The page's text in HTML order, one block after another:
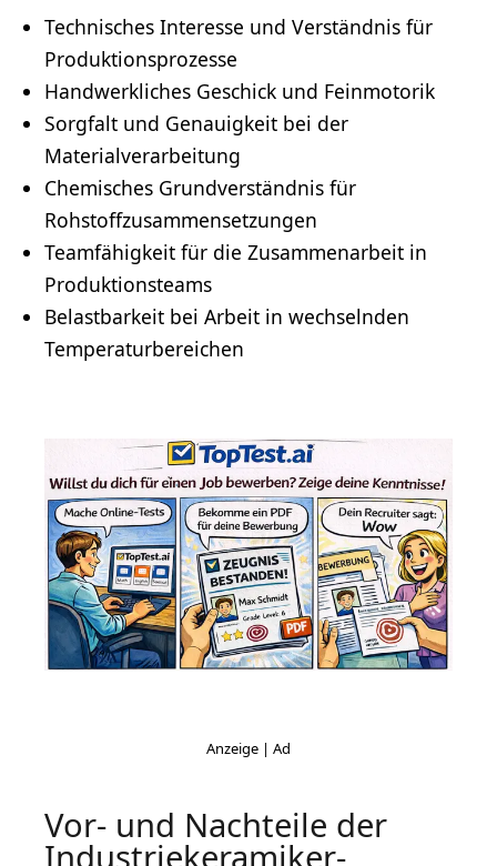
Technisches Interesse und Verständnis für
Produktionsprozesse
Handwerkliches Geschick und Feinmotorik
Sorgfalt und Genauigkeit bei der
Materialverarbeitung
Chemisches Grundverständnis für
Rohstoffzusammensetzungen
Teamfähigkeit für die Zusammenarbeit in
Produktionsteams
Belastbarkeit bei Arbeit in wechselnden
Temperaturbereichen
Vor- und Nachteile der
Industriekeramiker-